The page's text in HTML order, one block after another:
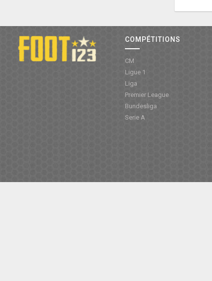
COMPÉTITIONS
CM
Ligue 1
Liga
Premier League
Bundesliga
Serie A